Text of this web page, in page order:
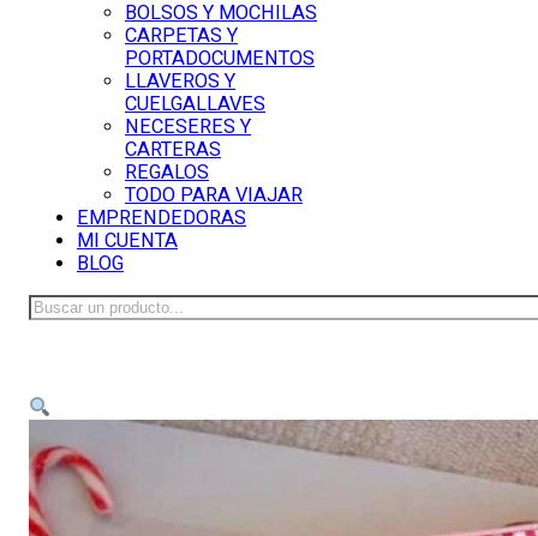
BOLSOS Y MOCHILAS
CARPETAS Y
PORTADOCUMENTOS
LLAVEROS Y
CUELGALLAVES
NECESERES Y
CARTERAS
REGALOS
TODO PARA VIAJAR
EMPRENDEDORAS
MI CUENTA
BLOG
Buscar